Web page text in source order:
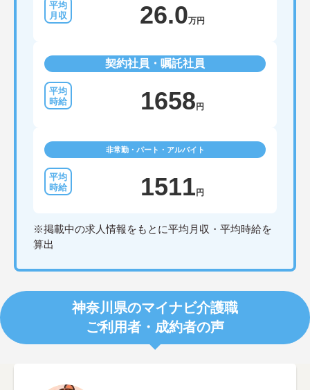
26.0万円
契約社員・嘱託社員
1658 円
非常勤・パート・アルバイト
1511 円
※掲載中の求人情報をもとに平均月収・平均時給を
算出
神奈川県のマイナビ介護職
ご利用者・成約者の声